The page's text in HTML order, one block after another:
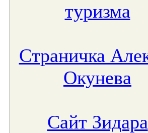
туризма
Страничка
Окунева
Сайт Зидара